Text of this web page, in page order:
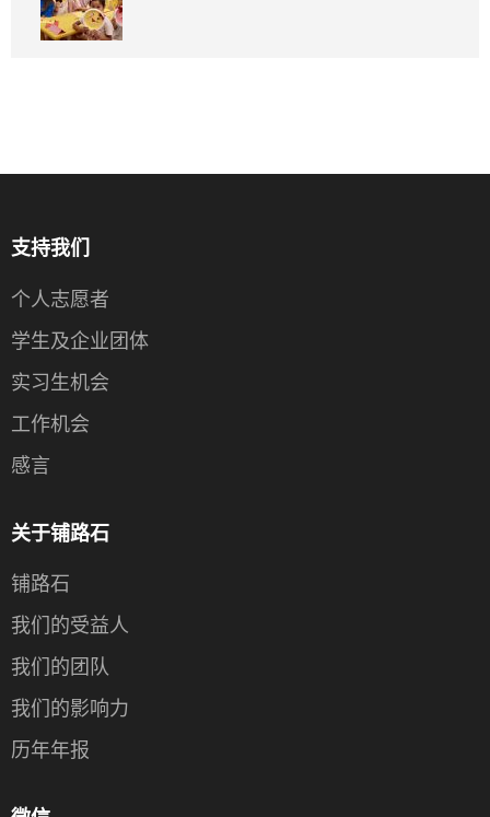
支持我们
个人志愿者
学生及企业团体
实习生机会
工作机会
感言
关于铺路石
铺路石
我们的受益人
我们的团队
我们的影响力
历年年报